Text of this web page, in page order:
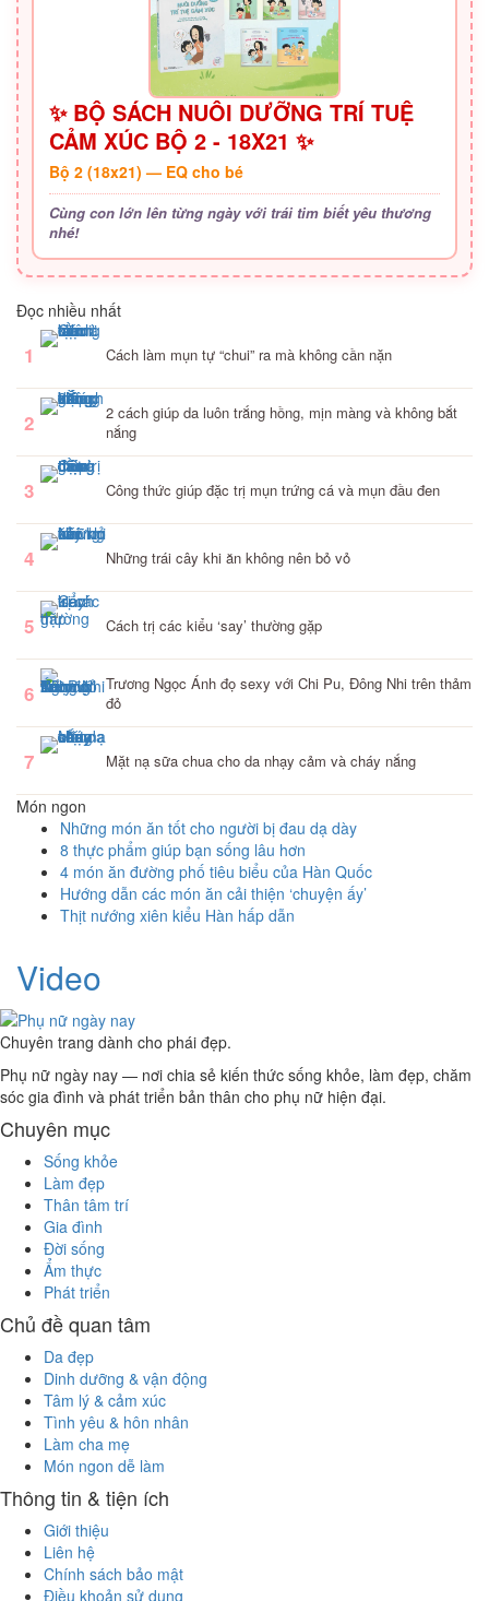
✨ BỘ SÁCH NUÔI DƯỠNG TRÍ TUỆ
CẢM XÚC BỘ 2 - 18X21 ✨
Bộ 2 (18x21) — EQ cho bé
Cùng con lớn lên từng ngày với trái tim biết yêu thương
nhé!
Đọc nhiều nhất
1 Cách làm mụn tự “chui” ra mà không cần nặn
2
2 cách giúp da luôn trắng hồng, mịn màng và không bắt
nắng
3 Công thức giúp đặc trị mụn trứng cá và mụn đầu đen
4 Những trái cây khi ăn không nên bỏ vỏ
5 Cách trị các kiểu ‘say’ thường gặp
6
Trương Ngọc Ánh đọ sexy với Chi Pu, Đông Nhi trên thảm
đỏ
7 Mặt nạ sữa chua cho da nhạy cảm và cháy nắng
Món ngon
Những món ăn tốt cho người bị đau dạ dày
8 thực phẩm giúp bạn sống lâu hơn
4 món ăn đường phố tiêu biểu của Hàn Quốc
Hướng dẫn các món ăn cải thiện ‘chuyện ấy’
Thịt nướng xiên kiểu Hàn hấp dẫn
Video
Chuyên trang dành cho phái đẹp.
Phụ nữ ngày nay — nơi chia sẻ kiến thức sống khỏe, làm đẹp, chăm
sóc gia đình và phát triển bản thân cho phụ nữ hiện đại.
Chuyên mục
Sống khỏe
Làm đẹp
Thân tâm trí
Gia đình
Đời sống
Ẩm thực
Phát triển
Chủ đề quan tâm
Da đẹp
Dinh dưỡng & vận động
Tâm lý & cảm xúc
Tình yêu & hôn nhân
Làm cha mẹ
Món ngon dễ làm
Thông tin & tiện ích
Giới thiệu
Liên hệ
Chính sách bảo mật
Điều khoản sử dụng